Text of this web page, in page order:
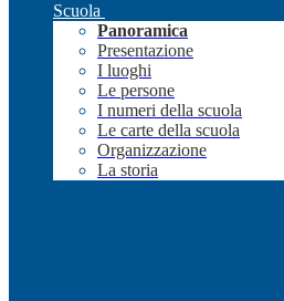
Scuola
Panoramica
Presentazione
I luoghi
Le persone
I numeri della scuola
Le carte della scuola
Organizzazione
La storia